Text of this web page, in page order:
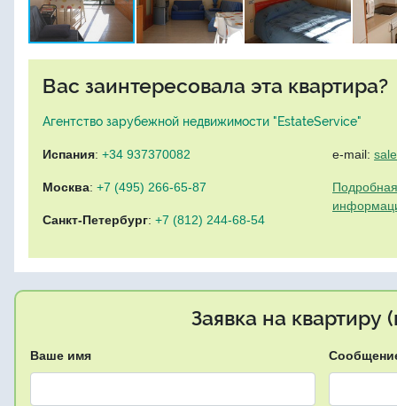
Вас заинтересовала эта квартира?
Агентство зарубежной недвижимости "EstateService"
Испания: +34 937370082
Москва: +7 (495) 266-65-87
Санкт-Петербург: +7 (812) 244-68-54
e-mail:
Заявка на квартиру
Ваше имя